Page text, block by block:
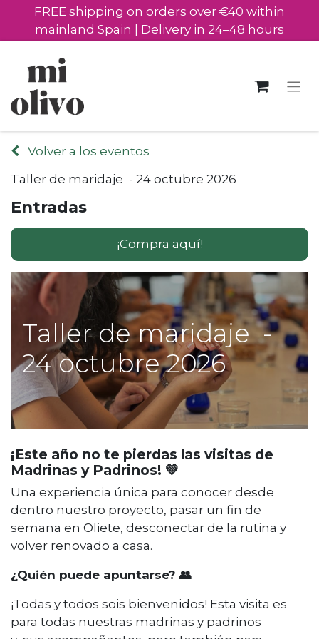
FREE shipping on orders over €40 within
mainland Spain | Delivery in 24–48 hours
Volver a los eventos
Taller de maridaje - 24 octubre 2026
Entradas
¡Compra aquí!
Taller de maridaje -
24 octubre 2026
¡Este año no te pierdas las visitas de
Madrinas y Padrinos! 💚
Una experiencia única para conocer desde
dentro nuestro proyecto, pasar un fin de
semana en Oliete, desconectar de la rutina y
volver renovado a casa.
¿Quién puede apuntarse? 👥
¡Todas y todos sois bienvenidos! Esta visita es
para todas nuestras madrinas y padrinos